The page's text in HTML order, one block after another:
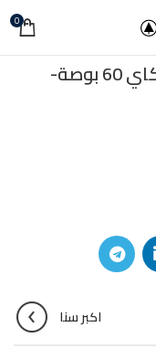
0
4K UHD Smart تليفزيون نيكاي 60 بوصة-
اكبر سنا